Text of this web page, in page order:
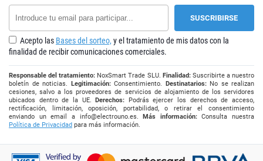
Acepto las Bases del sorteo, y el tratamiento de mis datos con la
finalidad de recibir comunicaciones comerciales.
Responsable del tratamiento: NoxSmart Trade SLU. Finalidad:Suscribirte a nuestro
boletín de noticias. Legitimación:Consentimiento. Destinatarios:No se realizan
cesiones, salvo a los proveedores de servicios de alojamiento de los servidores
ubicados dentro de la UE.Derechos: Podrás ejercer los derechos de acceso,
rectificación, limitación, oposición, portabilidad, o retirar el consentimiento
enviando un email a info@electrouno.es.Más información:Consulta nuestra
Política de Privacidad para más información.